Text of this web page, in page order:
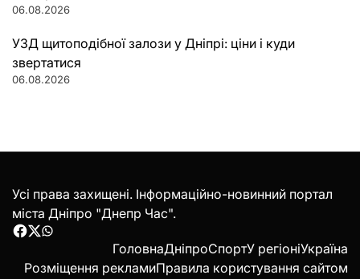
06.08.2026
УЗД щитоподібної залози у Дніпрі: ціни і куди
звертатися
06.08.2026
Усі права захищені. Інформаційно-новинний портал
міста Дніпро "Днепр Час".
Facebook
Twitter
WhatsApp
ГоловнаДніпроСпортУ регіоніУкраїна
Розміщення рекламиПравила користування сайтом